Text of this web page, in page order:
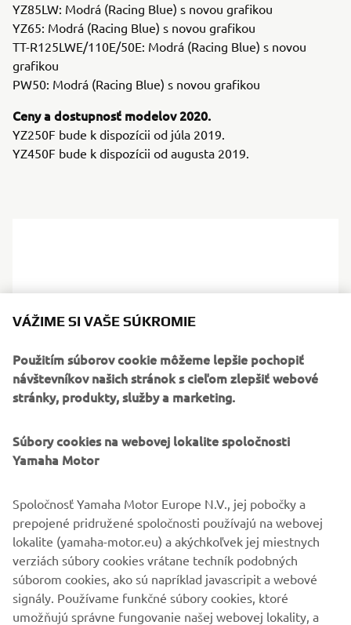
YZ85LW: Modrá (Racing Blue) s novou grafikou
YZ65: Modrá (Racing Blue) s novou grafikou
TT-R125LWE/110E/50E: Modrá (Racing Blue) s novou
grafikou
PW50: Modrá (Racing Blue) s novou grafikou
Ceny a dostupnosť modelov 2020.
YZ250F bude k dispozícii od júla 2019.
YZ450F bude k dispozícii od augusta 2019.
.
.
VÁŽIME SI VAŠE SÚKROMIE
Použitím súborov cookie môžeme lepšie pochopiť
návštevníkov našich stránok s cieľom zlepšiť webové
stránky, produkty, služby a marketing.
Súbory cookies na webovej lokalite spoločnosti
Yamaha Motor
Spoločnosť Yamaha Motor Europe N.V., jej pobočky a
prepojené pridružené spoločnosti používajú na webovej
lokalite (yamaha-motor.eu) a akýchkoľvek jej miestnych
verziách súbory cookies vrátane techník podobných
súborom cookies, ako sú napríklad javascripit a webové
signály. Používame funkčné súbory cookies, ktoré
umožňujú správne fungovanie našej webovej lokality, a